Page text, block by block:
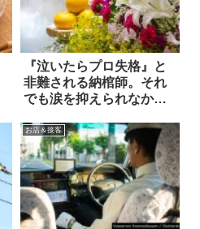
『泣いたらプロ失格』と
非難される納棺師。それ
でも涙を抑えられなかっ
お店＆接客